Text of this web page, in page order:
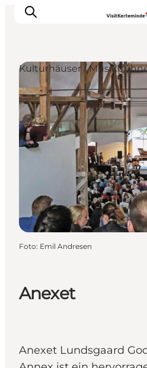
Sehenswürdigkeiten
Aktivitäten
Essen und trinken
Unterkünfte
Reiseplanung
Veranstaltungen
Anexet
Anexet Lundsgaard
Kulturhäuser /
Foto: Emil Andresen